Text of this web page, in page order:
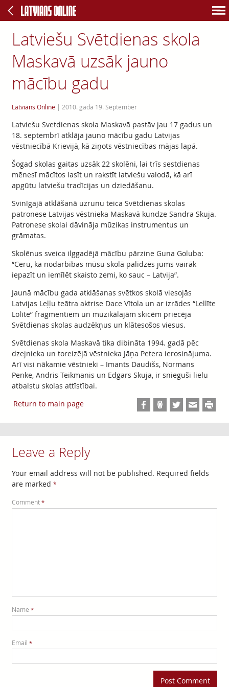
Latviešu Svētdienas skola
Maskavā uzsāk jauno
mācību gadu
Latvians Online| 2010. gada 19. September
Latviešu Svetdienas skola Maskavā pastāv jau 17 gadus un
18. septembrī atklāja jauno mācību gadu Latvijas
vēstniecībā Krievijā, kā ziņots vēstniecības mājas lapā.
Šogad skolas gaitas uzsāk 22 skolēni, lai trīs sestdienas
mēnesī mācītos lasīt un rakstīt latviešu valodā, kā arī
apgūtu latviešu tradīcijas un dziedāšanu.
Svinīgajā atklāšanā uzrunu teica Svētdienas skolas
patronese Latvijas vēstnieka Maskavā kundze Sandra Skuja.
Patronese skolai dāvināja mūzikas instrumentus un
grāmatas.
Skolēnus sveica ilggadējā mācību pārzine Guna Goluba:
“Ceru, ka nodarbības mūsu skolā palīdzēs jums vairāk
iepazīt un iemīlēt skaisto zemi, ko sauc – Latvija”.
Jaunā mācību gada atklāšanas svētkos skolā viesojās
Latvijas Leļļu teātra aktrise Dace Vītola un ar izrādes “Lellīte
Lolīte” fragmentiem un muzikālajām skicēm priecēja
Svētdienas skolas audzēkņus un klātesošos viesus.
Svētdienas skola Maskavā tika dibināta 1994. gadā pēc
dzejnieka un toreizējā vēstnieka Jāņa Petera ierosinājuma.
Arī visi nākamie vēstnieki – Imants Daudišs, Normans
Penke, Andris Teikmanis un Edgars Skuja, ir snieguši lielu
atbalstu skolas attīstībai.
Return to main page
Leave a Reply
Your email address will not be published. Required fields
are marked *
Comment *
Name *
Email *